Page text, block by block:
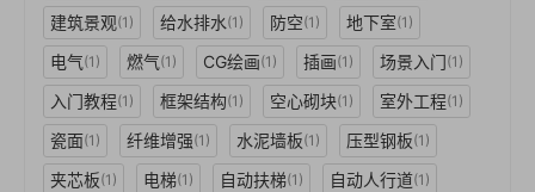
建筑景观(1) 给水排水(1) 防空(1) 地下室(1)
电气(1) 燃气(1) CG绘画(1) 插画(1) 场景入门(1)
入门教程(1) 框架结构(1) 空心砌块(1) 室外工程(1)
瓷面(1) 纤维增强(1) 水泥墙板(1) 压型钢板(1)
夹芯板(1) 电梯(1) 自动扶梯(1) 自动人行道(1)